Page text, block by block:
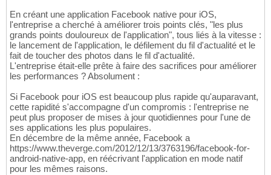
En créant une application Facebook native pour iOS,
l'entreprise a cherché à améliorer trois points clés, "les plus
grands points douloureux de l'application", tous liés à la vitesse :
le lancement de l'application, le défilement du fil d'actualité et le
fait de toucher des photos dans le fil d'actualité.
L'entreprise était-elle prête à faire des sacrifices pour améliorer
les performances ? Absolument :
Si Facebook pour iOS est beaucoup plus rapide qu'auparavant,
cette rapidité s'accompagne d'un compromis : l'entreprise ne
peut plus proposer de mises à jour quotidiennes pour l'une de
ses applications les plus populaires.
En décembre de la même année, Facebook a
https://www.theverge.com/2012/12/13/3763196/facebook-for-
android-native-app, en réécrivant l'application en mode natif
pour les mêmes raisons.